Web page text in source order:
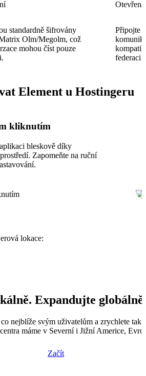
standardně šifrovány
Olm/Megolm, což
mohou číst pouze
Připojte
federaci
Element u Hostingeru
kliknutím
bleskově díky
Zapomeňte na ruční
lokace:
Expandujte globálně
nejblíže svým uživatelům a zrychlete tak
máme v Severní i Jižní Americe,
Začít